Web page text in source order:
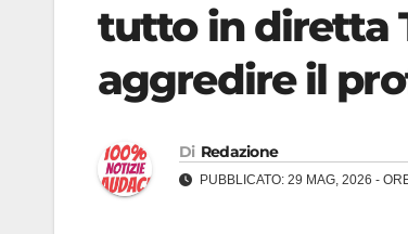
tutto in diretta
aggredire il
Di Redazione
PUBBLICATO: 29 MAG, 2026 -